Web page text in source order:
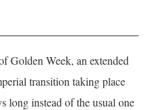
Golden Week, an extended
transition taking place
long instead of the usual one